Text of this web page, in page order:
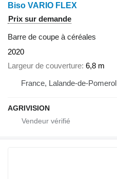
Biso VARIO FLEX
Prix sur demande
Barre de coupe à céréales
2020
Largeur de couverture 6,8 m
France, Lalande-de-Pomerol
AGRIVISION